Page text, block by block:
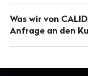
Was wir von
Anfrage an den
-
Details
anzeigen